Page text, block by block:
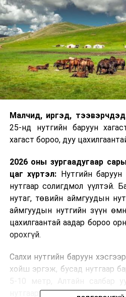
Малчид, иргэд,
25-нд нутгийн баруун
хагаст бороо, дуу
2026 оны зургаадугаар
цаг хүртэл: Нутгийн баруун
нутгаар солигдмол үүлтэй.
нутаг, төвийн аймгуудын
аймгуудын нутгийн зүүн
цахилгаантай аадар бороо
орохгүй.
Салхи нутгийн баруун
хойш эргэж, бусад нутгаар
нутгаар секундэд 12-14